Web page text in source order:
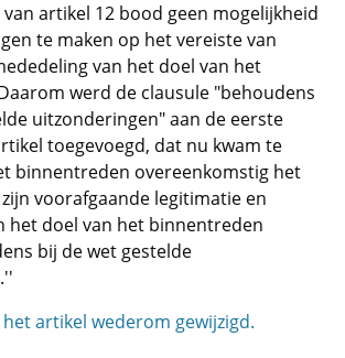
artikel 12 bood geen mogelijkheid
te maken op het vereiste van
van het doel van het
werd de clausule "behoudens
uitzonderingen" aan de eerste
toegevoegd, dat nu kwam te
binnentreden overeenkomstig het
voorafgaande legitimatie en
het doel van het binnentreden
bij de wet gestelde
artikel wederom gewijzigd.